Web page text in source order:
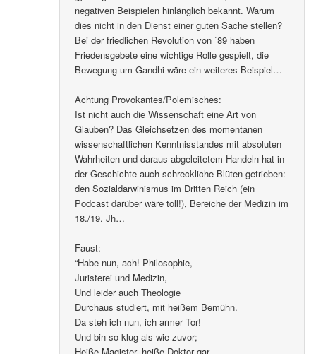
negativen Beispielen hinlänglich bekannt. Warum
dies nicht in den Dienst einer guten Sache stellen?
Bei der friedlichen Revolution von `89 haben
Friedensgebete eine wichtige Rolle gespielt, die
Bewegung um Gandhi wäre ein weiteres Beispiel…
Achtung Provokantes/Polemisches:
Ist nicht auch die Wissenschaft eine Art von
Glauben? Das Gleichsetzen des momentanen
wissenschaftlichen Kenntnisstandes mit absoluten
Wahrheiten und daraus abgeleitetem Handeln hat in
der Geschichte auch schreckliche Blüten getrieben:
den Sozialdarwinismus im Dritten Reich (ein
Podcast darüber wäre toll!), Bereiche der Medizin im
18./19. Jh…
Faust:
“Habe nun, ach! Philosophie,
Juristerei und Medizin,
Und leider auch Theologie
Durchaus studiert, mit heißem Bemühn.
Da steh ich nun, ich armer Tor!
Und bin so klug als wie zuvor;